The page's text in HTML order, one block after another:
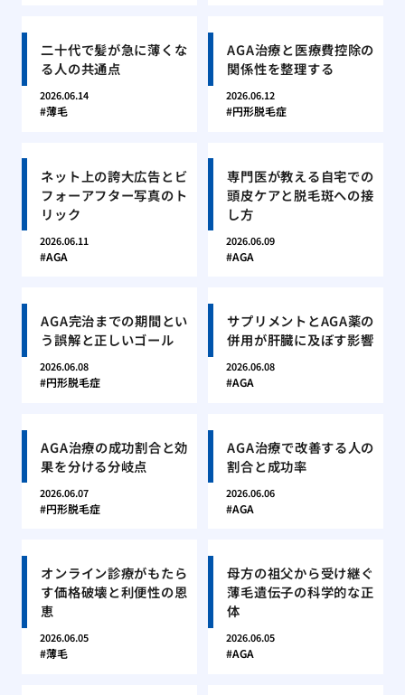
二十代で髪が急に薄くな
る人の共通点
2026.06.14
薄毛
AGA治療と医療費控除の
関係性を整理する
2026.06.12
円形脱毛症
ネット上の誇大広告とビ
フォーアフター写真のト
リック
2026.06.11
AGA
専門医が教える自宅での
頭皮ケアと脱毛斑への接
し方
2026.06.09
AGA
AGA完治までの期間とい
う誤解と正しいゴール
2026.06.08
円形脱毛症
サプリメントとAGA薬の
併用が肝臓に及ぼす影響
2026.06.08
AGA
AGA治療の成功割合と効
果を分ける分岐点
2026.06.07
円形脱毛症
AGA治療で改善する人の
割合と成功率
2026.06.06
AGA
オンライン診療がもたら
す価格破壊と利便性の恩
恵
2026.06.05
薄毛
母方の祖父から受け継ぐ
薄毛遺伝子の科学的な正
体
2026.06.05
AGA